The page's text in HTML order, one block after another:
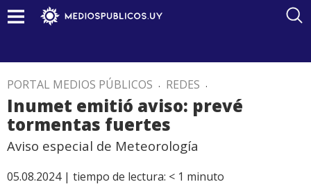
PORTAL MEDIOS PÚBLICOS . REDES .
Inumet emitió aviso: prevé
tormentas fuertes
Aviso especial de Meteorología
05.08.2024 | tiempo de lectura: < 1 minuto